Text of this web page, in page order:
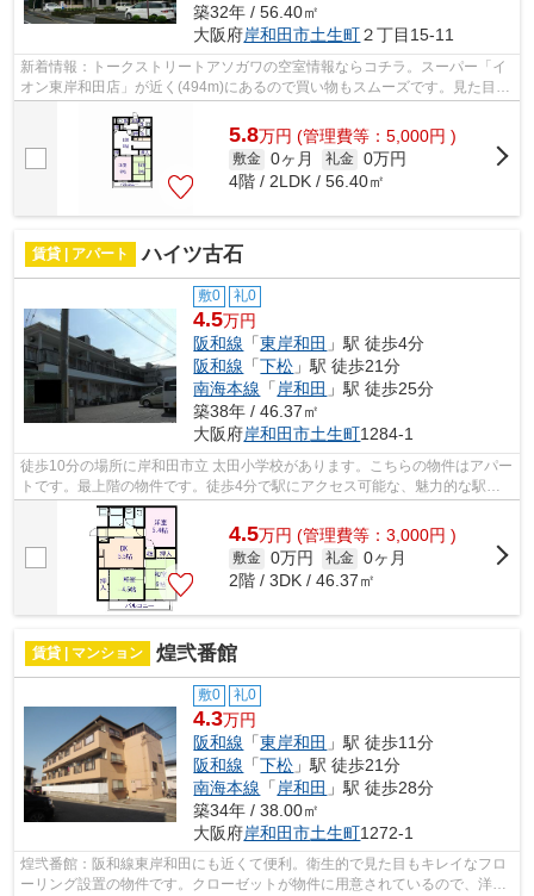
築32年 / 56.40㎡
大阪府岸和田市土生町２丁目15-11
新着情報：トークストリートアソガワの空室情報ならコチラ。スーパー「イ
オン東岸和田店」が近く(494m)にあるので買い物もスムーズです。見た目も
5.8万円 (管理費等：5,000円 )
敷金 0ヶ月 礼金 0万円
4階 / 2LDK / 56.40㎡
賃貸 | アパート ハイツ古石
敷0 礼0
4.5万円
阪和線 「東岸和田 」駅 徒歩4分
阪和線 「下松 」駅 徒歩21分
南海本線 「 岸和田 」駅 徒歩25分
築38年 / 46.37㎡
大阪府岸和田市土生町1284-1
徒歩10分の場所に岸和田市立 太田小学校があります。こちらの物件はアパー
トです。最上階の物件です。徒歩4分で駅にアクセス可能な、魅力的な駅近
物件です。当社スタッフが地域の賃貸...
4.5万円 (管理費等：3,000円 )
敷金 0万円 礼金 0ヶ月
2階 / 3DK / 46.37㎡
賃貸 | マンション 煌弐番館
敷0 礼0
4.3万円
阪和線 「東岸和田 」駅 徒歩11分
阪和線 「下松 」駅 徒歩21分
南海本線 「岸和田 」駅 徒歩28分
築34年 / 38.00㎡
大阪府岸和田市土生町1272-1
煌弐番館：阪和線東岸和田にも近くて便利。衛生的で見た目もキレイなフロ
ーリング設置の物件です。クローゼットが物件に用意されているので、洋服